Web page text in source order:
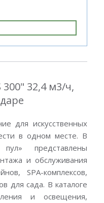
300" 32,4 м3/ч,
для искусственных
в одном месте. В
представлены
и обслуживания
SPA-комплексов,
для сада. В каталоге
и освещения,